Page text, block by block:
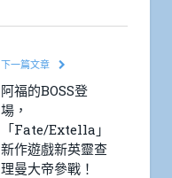
下一篇文章
阿福的BOSS登
場，
「Fate/Extella」
新作遊戲新英靈查
理曼大帝參戰！